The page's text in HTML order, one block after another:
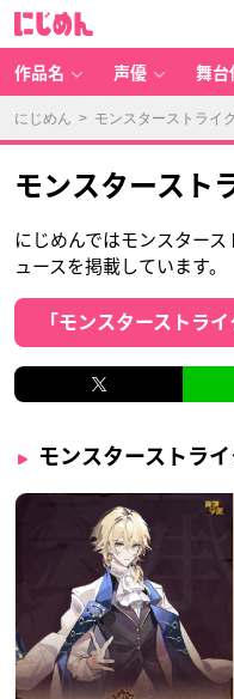
作品名 声優 舞台
にじめん > モンスターストライク
モンスタースト
にじめんではモンスター
ュースを掲載しています。
「モンスターストラ
モンスターストラ